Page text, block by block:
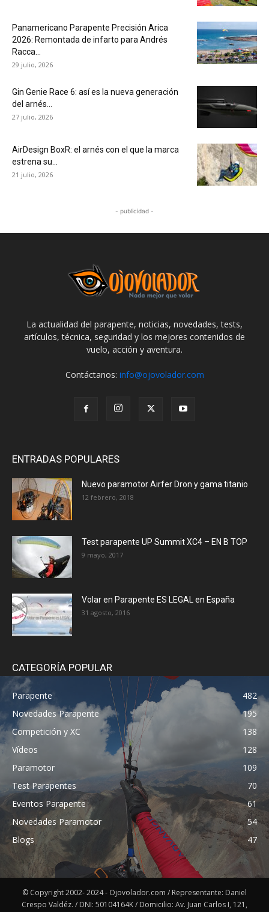
Panamericano Parapente Precisión Arica
2026: Remontada de infarto para Andrés
Racca...
29 julio, 2026
Gin Genie Race 6: así es la nueva generación
del arnés...
27 julio, 2026
AirDesign BoxR: el arnés con el que la marca
estrena su...
21 julio, 2026
- publicidad -
La actualidad del parapente, noticias, novedades, tests,
artículos, técnica, seguridad y los mejores contenidos de
vuelo, acción y aventura.
Contáctanos: info@ojovolador.com
ENTRADAS POPULARES
Nuevo paramotor Airfer Dron y gama titanio
12 febrero, 2018
Test parapente UP Summit XC4 – EN B TOP
9 mayo, 2017
Volar en Parapente ES LEGAL en España
31 agosto, 2016
CATEGORÍA POPULAR
Parapente
482
Novedades Parapente
195
Competición y XC
138
Vídeos
128
Paramotor
109
Test Parapentes
70
Eventos Parapente
61
Novedades Paramotor
54
Blogs
47
© Copyright 2002- 2024 - Ojovolador.com / Representante: Daniel
Crespo Valdéz. / DNI: 50104164K / Domicilio: Av. Juan Carlos I, 121,